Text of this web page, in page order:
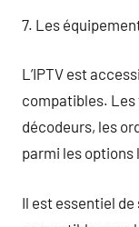
7. Les
L’IPTV est
compatibles.
décodeurs, les
parmi les options
Il est essentiel de